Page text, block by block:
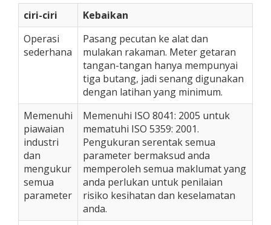
ciri-ciri
Kebaikan
Operasi
sederhana
Pasang pecutan ke alat dan
mulakan rakaman. Meter getaran
tangan-tangan hanya mempunyai
tiga butang, jadi senang digunakan
dengan latihan yang minimum.
Memenuhi
piawaian
industri
dan
mengukur
semua
parameter
Memenuhi ISO 8041: 2005 untuk
mematuhi ISO 5359: 2001.
Pengukuran serentak semua
parameter bermaksud anda
memperoleh semua maklumat yang
anda perlukan untuk penilaian
risiko kesihatan dan keselamatan
anda.